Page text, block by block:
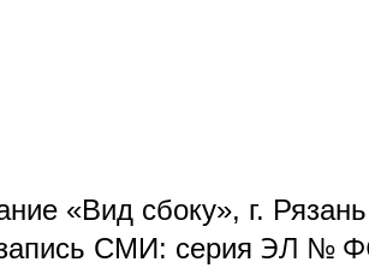
«Вид сбоку», г.
СМИ: серия ЭЛ №